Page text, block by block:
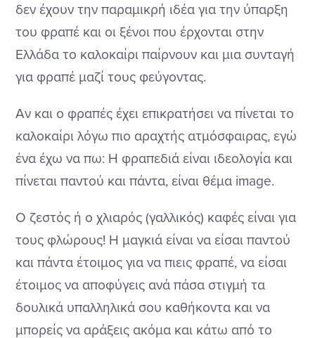
δεν έχουν την παραμικρή ιδέα για την ύπαρξη
του φραπέ και οι ξένοι που έρχονται στην
Ελλάδα το καλοκαίρι παίρνουν και μια συνταγή
για φραπέ μαζί τους φεύγοντας.
Αν και ο φραπές έχει επικρατήσει να πίνεται το
καλοκαίρι λόγω πιο αραχτής ατμόσφαιρας, εγώ
ένα έχω να πω: Η φραπεδιά είναι ιδεολογία και
πίνεται παντού και πάντα, είναι θέμα image.
Ο ζεστός ή ο χλιαρός (γαλλικός) καφές είναι για
τους φλώρους! Η μαγκιά είναι να είσαι παντού
και πάντα έτοιμος για να πιεις φραπέ, να είσαι
έτοιμος να αποφύγεις ανά πάσα στιγμή τα
δουλικά υπαλληλικά σου καθήκοντα και να
μπορείς να αράξεις ακόμα και κάτω από το